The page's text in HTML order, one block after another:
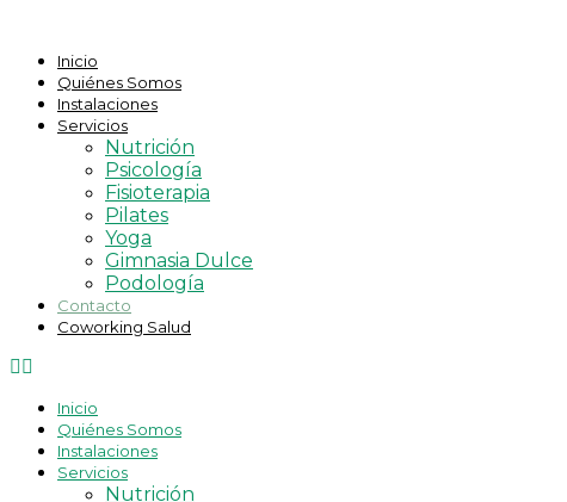
contenido
Inicio
Quiénes Somos
Instalaciones
Servicios
Nutrición
Psicología
Fisioterapia
Pilates
Yoga
Gimnasia Dulce
Podología
Contacto
Coworking Salud
Inicio
Quiénes Somos
Instalaciones
Servicios
Nutrición